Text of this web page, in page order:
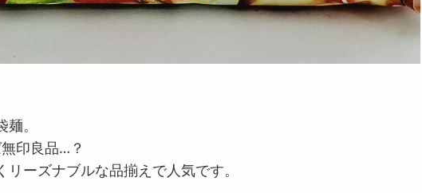
。
印良品…？
ーズナブルな品揃えで人気です。